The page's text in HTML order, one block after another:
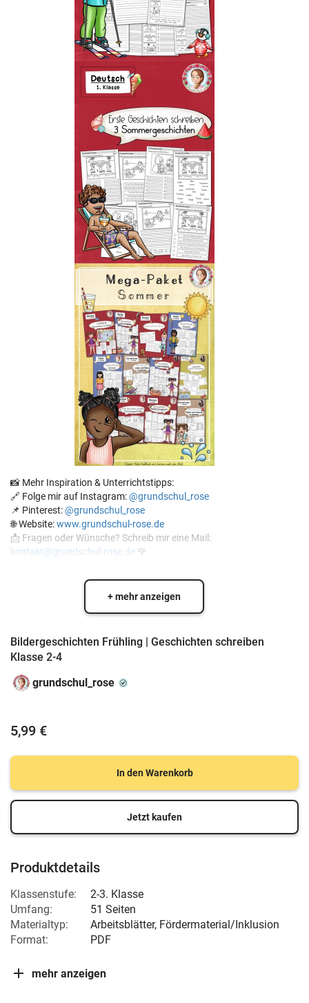
📸 Mehr Inspiration & Unterrichtstipps:
🔗 Folge mir auf Instagram:@grundschul_rose
📌 Pinterest:@grundschul_rose
🌐 Website:www.grundschul-rose.de
📩 Fragen oder Wünsche? Schreib mir eine Mail:
kontakt@grundschul-rose.de 🌹
+ mehr anzeigen
Bildergeschichten Frühling | Geschichten schreiben
Klasse 2-4
grundschul_rose
5,99 €
In den Warenkorb
Jetzt kaufen
Produktdetails
Klassenstufe:
2-3. Klasse
Umfang:
51 Seiten
Materialtyp:
Arbeitsblätter, Fördermaterial/Inklusion
Format:
PDF
mehr anzeigen